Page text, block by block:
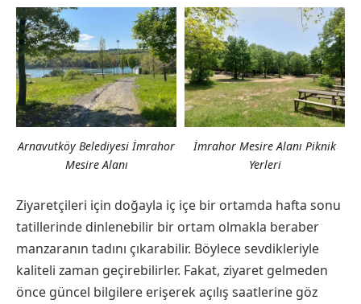
Arnavutköy Belediyesi İmrahor
Mesire Alanı
İmrahor Mesire Alanı Piknik
Yerleri
Ziyaretçileri için doğayla iç içe bir ortamda hafta sonu
tatillerinde dinlenebilir bir ortam olmakla beraber
manzaranın tadını çıkarabilir. Böylece sevdikleriyle
kaliteli zaman geçirebilirler. Fakat, ziyaret gelmeden
önce güncel bilgilere erişerek açılış saatlerine göz